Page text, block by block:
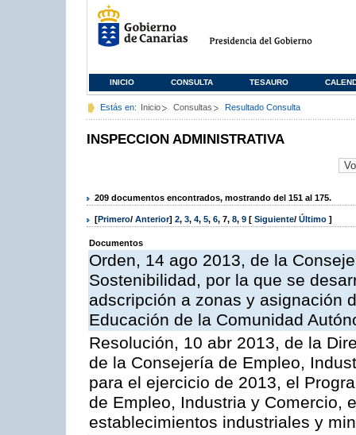
INICIO CONSULTA TESAURO
Estás en: Inicio Consultas Resultado Consulta
INSPECCION ADMINISTRATIVA
209 documentos encontrados, mostrando del 151 al 175.
[Primero/ Anterior] 2, 3, 4, 5, 6, 7, 8, 9 [ Siguiente/ Último ]
Documentos
Orden, 14 ago 2013, de la
Sostenibilidad, por la que se
adscripción a zonas y asignación
Educación de la Comunidad
Resolución, 10 abr 2013, de la
de la Consejería de Empleo,
para el ejercicio de 2013, el
de Empleo, Industria y Comercio,
establecimientos industriales y